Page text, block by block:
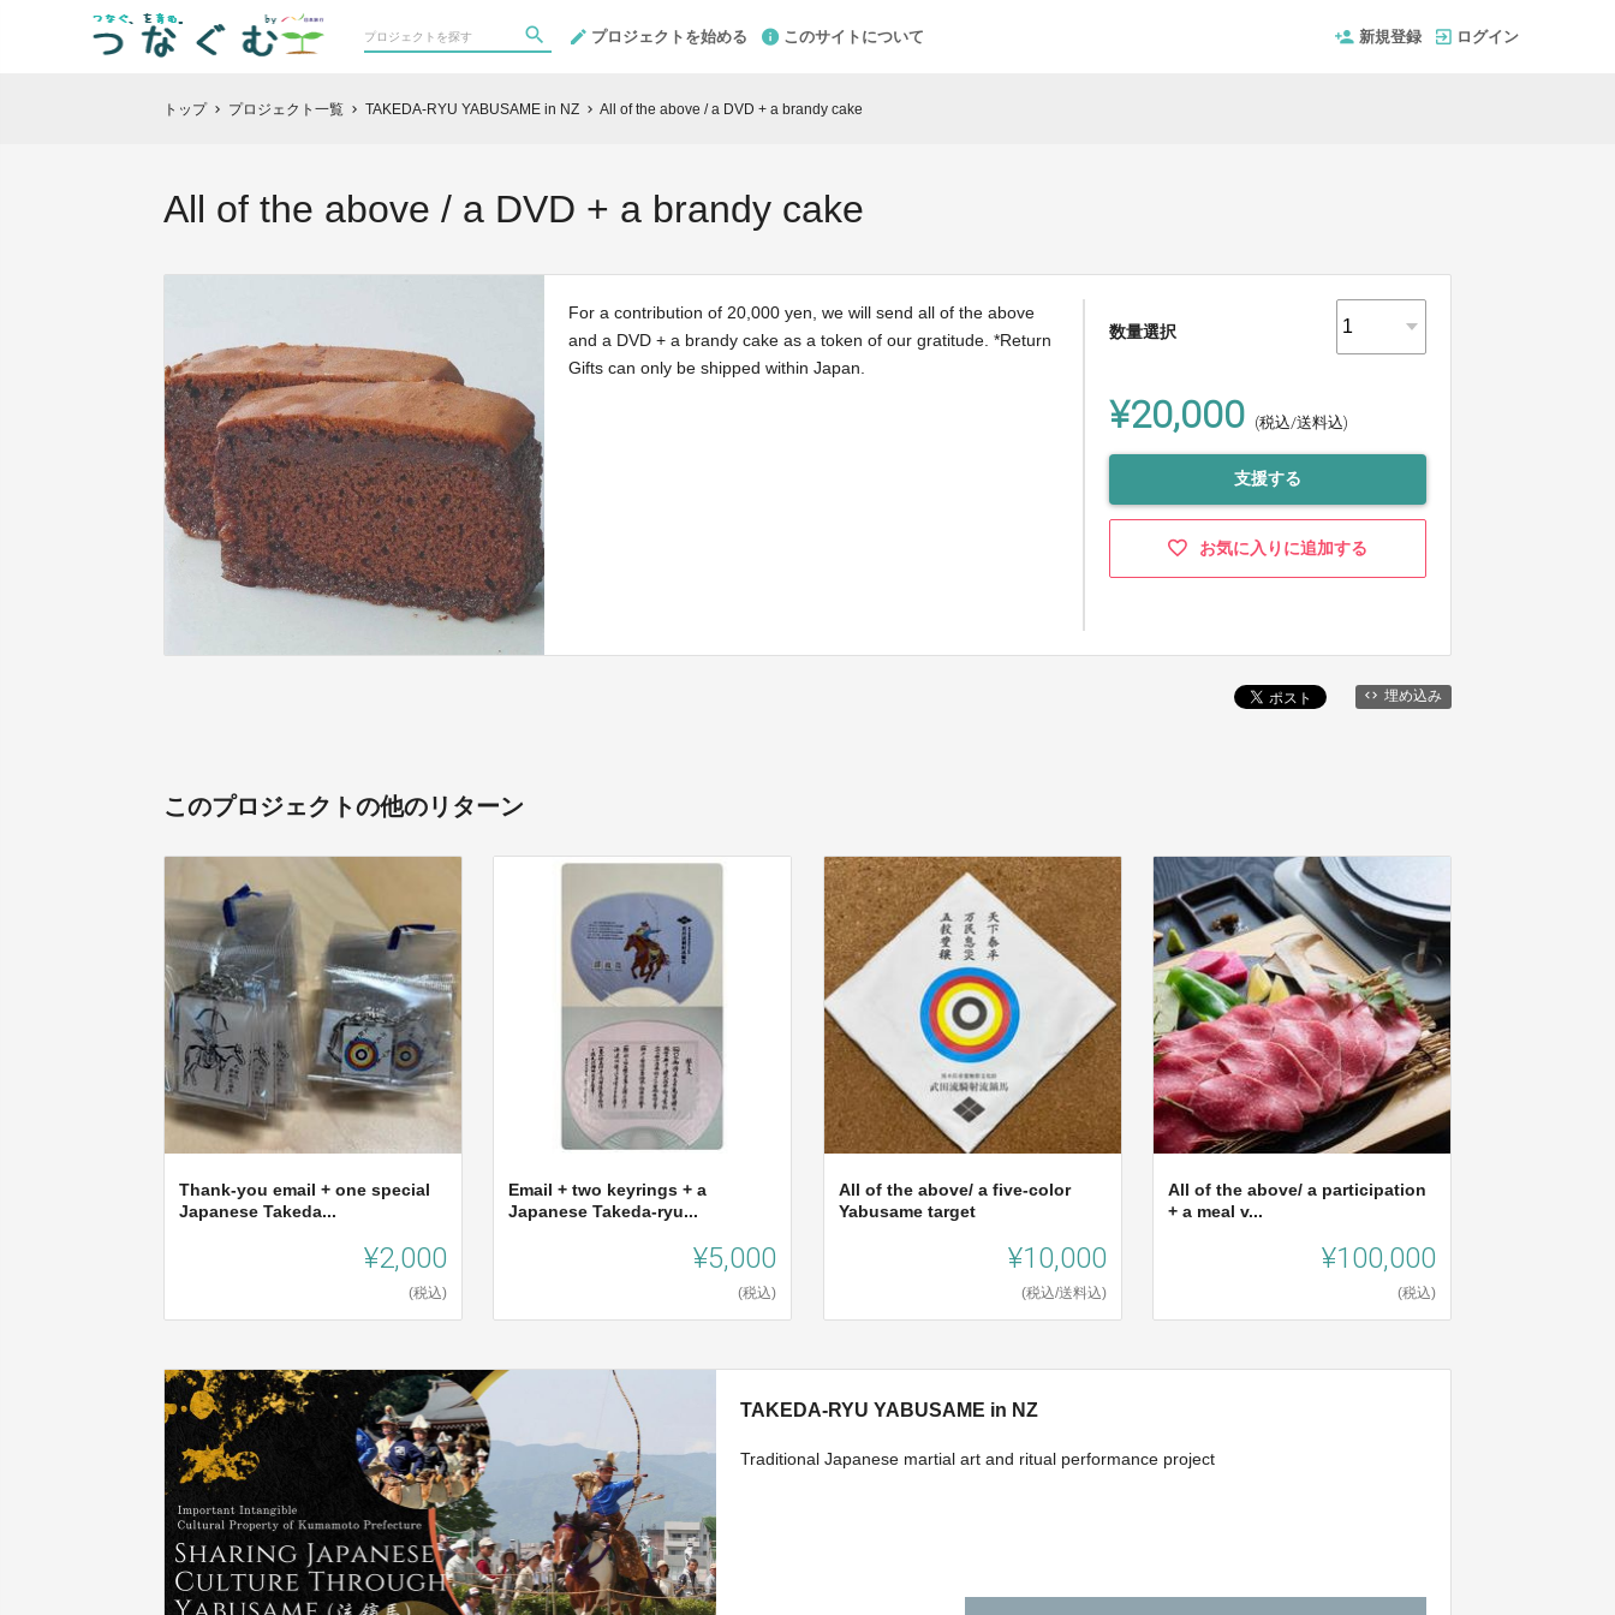
プロジェクトを始める このサイトについて 新規登録 ログイン
トップ chevron_right プロジェクト一覧 chevron_right TAKEDA-RYU YABUSAME in NZ chevron_right All of the above / a DVD + a brandy cake
All of the above / a DVD + a brandy cake
For a contribution of 20,000 yen, we will send all of the above
and a DVD + a brandy cake as a token of our gratitude. *Return
Gifts can only be shipped within Japan.
数量選択
¥20,000 (税込/送料込)
支援する
お気に入りに追加する
埋め込み
このプロジェクトの他のリターン
Thank-you email + one special
Japanese Takeda...
¥2,000
(税込)
Email + two keyrings + a
Japanese Takeda-ryu...
¥5,000
(税込)
All of the above/ a five-color
Yabusame target
¥10,000
(税込/送料込)
All of the above/ a participation
+ a meal v...
¥100,000
(税込)
TAKEDA-RYU YABUSAME in NZ
Traditional Japanese martial art and ritual performance project